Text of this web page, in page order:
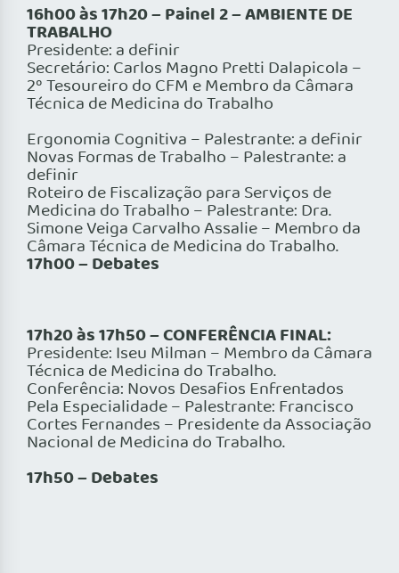
16h00 às 17h20 – Painel 2 – AMBIENTE DE
TRABALHO
Presidente: a definir
Secretário: Carlos Magno Pretti Dalapicola –
2º Tesoureiro do CFM e Membro da Câmara
Técnica de Medicina do Trabalho
Ergonomia Cognitiva – Palestrante: a definir
Novas Formas de Trabalho – Palestrante: a
definir
Roteiro de Fiscalização para Serviços de
Medicina do Trabalho – Palestrante: Dra.
Simone Veiga Carvalho Assalie – Membro da
Câmara Técnica de Medicina do Trabalho.
17h00 – Debates
17h20 às 17h50 – CONFERÊNCIA FINAL:
Presidente: Iseu Milman – Membro da Câmara
Técnica de Medicina do Trabalho.
Conferência: Novos Desafios Enfrentados
Pela Especialidade – Palestrante: Francisco
Cortes Fernandes – Presidente da Associação
Nacional de Medicina do Trabalho.
17h50 – Debates